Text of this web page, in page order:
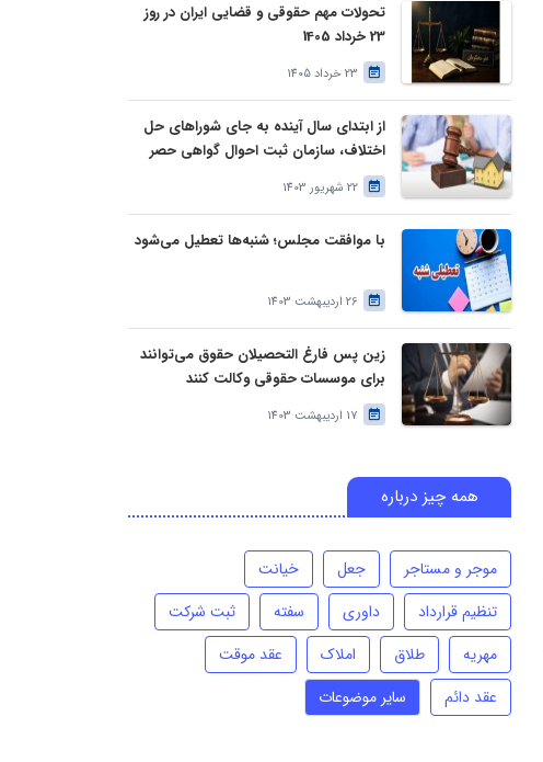
تحولات مهم حقوقی و قضایی ایران در روز
23 خرداد 1405
23 خرداد 1405
از ابتدای سال آینده به جای شوراهای حل
اختلاف، سازمان ثبت احوال گواهی حصر
وراثت بدون نیاز به درخواست وراث صادر
خواهد کرد
22 شهریور 1403
با موافقت مجلس؛ شنبه‌ها تعطیل می‌شود
26 اردیبهشت 1403
زین پس فارغ التحصیلان حقوق می‌توانند
برای موسسات حقوقی وکالت کنند
17 اردیبهشت 1403
همه چیز درباره
موجر و مستاجر جعل
خیانت
تنظیم قرارداد
داوری سفته
ثبت شرکت
مهریه
طلاق املاک
عقد موقت
عقد دائم
سایر موضوعات